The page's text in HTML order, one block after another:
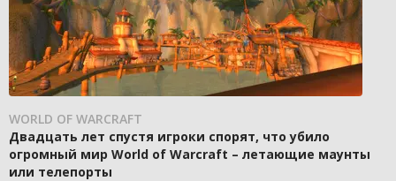
WORLD OF WARCRAFT
Двадцать лет спустя игроки спорят, что убило
огромный мир World of Warcraft – летающие маунты
или телепорты